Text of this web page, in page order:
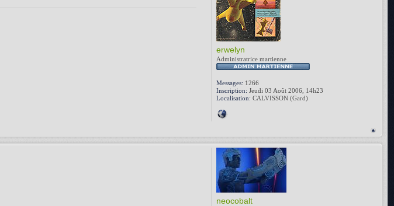
erwelyn
Administratrice martienne
Messages: 1266
Inscription: Jeudi 03 Août 2006, 14h23
Localisation: CALVISSON (Gard)
neocobalt